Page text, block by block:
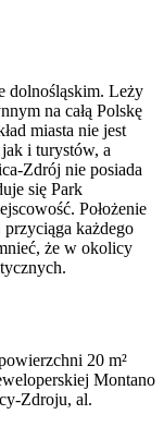
dolnośląskim. Leży
na całą Polskę
miasta nie jest
i turystów, a
Zdrój nie posiada
się Park
Położenie
każdego
że w okolicy
20 m²
Montano
Zdroju, al.